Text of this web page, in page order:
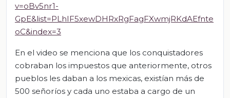
v=oBv5nr1-
GpE&list=PLhIF5xewDHRxRgFagFXwmjRKdAEfnte
oC&index=3
En el video se menciona que los conquistadores
cobraban los impuestos que anteriormente, otros
pueblos les daban a los mexicas, existían más de
500 señoríos y cada uno estaba a cargo de un